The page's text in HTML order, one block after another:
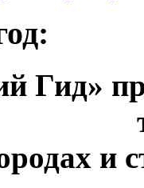
Гид»
и